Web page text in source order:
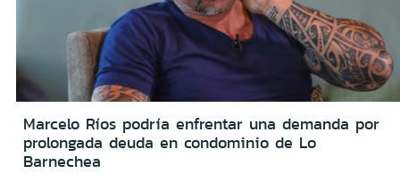
Marcelo Ríos podría enfrentar una demanda por
prolongada deuda en condominio de Lo
Barnechea